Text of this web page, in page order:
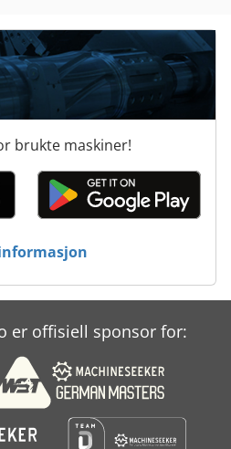
brukte maskiner!
er offisiell sponsor for: